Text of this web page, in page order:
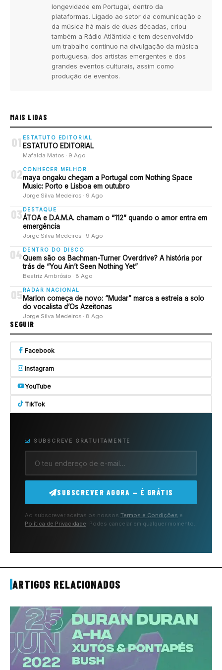
longevidade em Portugal, dentro da
plataformas. Ligado ao setor da comunicação e
da música há mais de duas décadas, criou
também a Rádio Atlântida e tem desenvolvido
um trabalho contínuo na divulgação da música
portuguesa, dos artistas emergentes e dos
grandes eventos culturais, assim como
produção de eventos.
MAIS LIDAS
01 ESTATUTO EDITORIAL
ESTATUTO EDITORIAL
Mafalda Matos · 9 Ago
02 CONHECER MELHOR
maya ongaku chegam a Portugal com Nothing Space
Music: Porto e Lisboa em outubro
Jorge Silva Medeiros · 9 Ago
03 DESTAQUE
ÁTOA e D.A.M.A. chamam o “112” quando o amor entra em
emergência
Jorge Silva Medeiros · 9 Ago
04 DENTRO DO DISCO
Quem são os Bachman-Turner Overdrive? A história por
trás de “You Ain’t Seen Nothing Yet”
Beatriz Ambrósio · 8 Ago
05 RADAR NACIONAL
Marlon começa de novo: “Mudar” marca a estreia a solo
do vocalista d’Os Azeitonas
Jorge Silva Medeiros · 8 Ago
SEGUIR
Facebook
Instagram
YouTube
TikTok
SUBSCREVE GRATUITAMENTE
SUBSCREVER AGORA — É GRÁTIS
Ao subscrever aceitas os nossos Termos e Condições e
Política de Privacidade. Podes cancelar em qualquer momento.
ARTIGOS RELACIONADOS